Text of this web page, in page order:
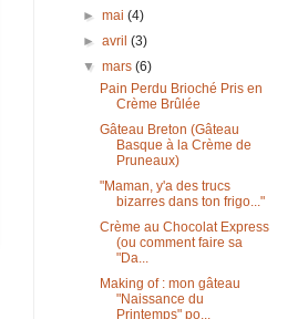
►mai(4)
►avril(3)
▼mars(6)
Pain Perdu Brioché Pris en
Crème Brûlée
Gâteau Breton (Gâteau
Basque à la Crème de
Pruneaux)
"Maman, y'a des trucs
bizarres dans ton frigo..."
Crème au Chocolat Express
(ou comment faire sa
"Da...
Making of : mon gâteau
"Naissance du
Printemps" po...